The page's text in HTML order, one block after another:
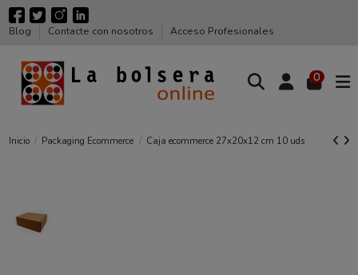
Blog Contacte con nosotros Acceso Profesionales
0
Inicio Packaging Ecommerce Caja ecommerce 27x20x12 cm 10 uds